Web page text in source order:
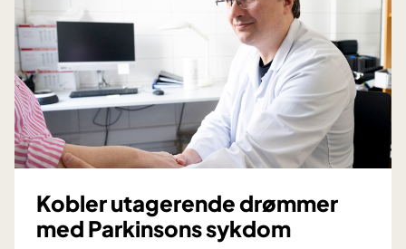
e
d
o
m
t
i
o
p
s
v
a
i
j
e
Kobler utagerende drømmer
med Parkinsons sykdom